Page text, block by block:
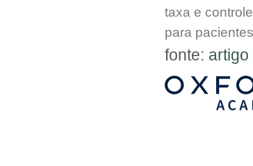
taxa e
para
fonte: artigo